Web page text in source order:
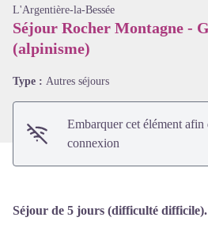
L'Argentière-la-Bessée
Séjour Rocher Montagne -
(alpinisme)
Type : Autres séjours
Embarquer cet élément
connexion
Séjour de 5 jours (difficulté difficile).